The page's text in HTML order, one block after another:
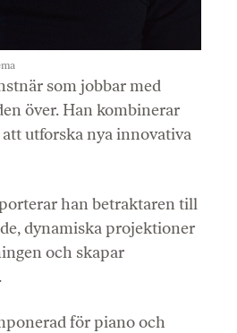
som jobbar med
över. Han kombinerar
utforska nya innovativa
han betraktaren till
dynamiska projektioner
och skapar
för piano och